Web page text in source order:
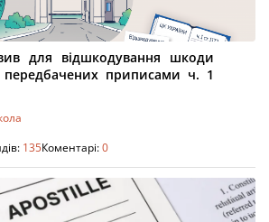
для відшкодування шкоди
передбачених приписами ч. 1
135Коментарі:0